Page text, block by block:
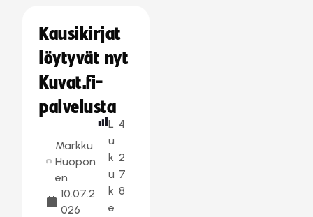
Kausikirjat
löytyvät nyt
Kuvat.fi-
palvelusta
Markku
Huopon
en
10.07.2
026
L
u
k
u
k
e
4
2
7
8